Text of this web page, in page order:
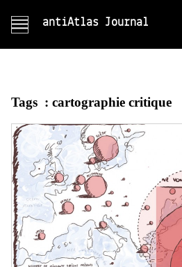
antiAtlas Journal
Tags : cartographie critique